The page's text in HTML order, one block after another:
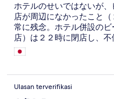
ホテルのせいではないが、
店が周辺になかったこと
常に残念。ホテル併設の
店）は２２時に閉店し、不
Ulasan terverifikasi